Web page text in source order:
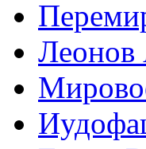
Леонов